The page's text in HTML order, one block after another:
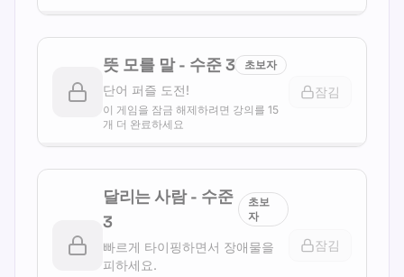
뜻 모를 말- 수준 3 초보자
단어 퍼즐 도전!
이 게임을 잠금 해제하려면 강의를 15
개 더 완료하세요
잠김
달리는 사람- 수준
3
초보
자
빠르게 타이핑하면서 장애물을
피하세요.
잠김